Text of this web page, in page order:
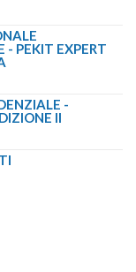
PEKIT EXPERT
-
II